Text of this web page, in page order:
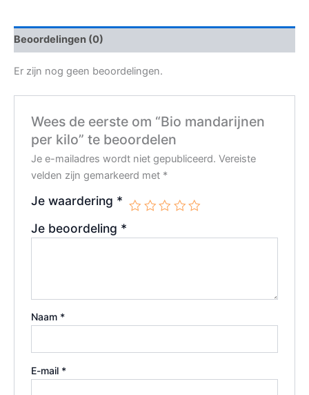
Beoordelingen (0)
Er zijn nog geen beoordelingen.
Wees de eerste om “Bio mandarijnen
per kilo” te beoordelen
Je e-mailadres wordt niet gepubliceerd. Vereiste
velden zijn gemarkeerd met *
Je waardering *
Je beoordeling *
Naam *
E-mail *